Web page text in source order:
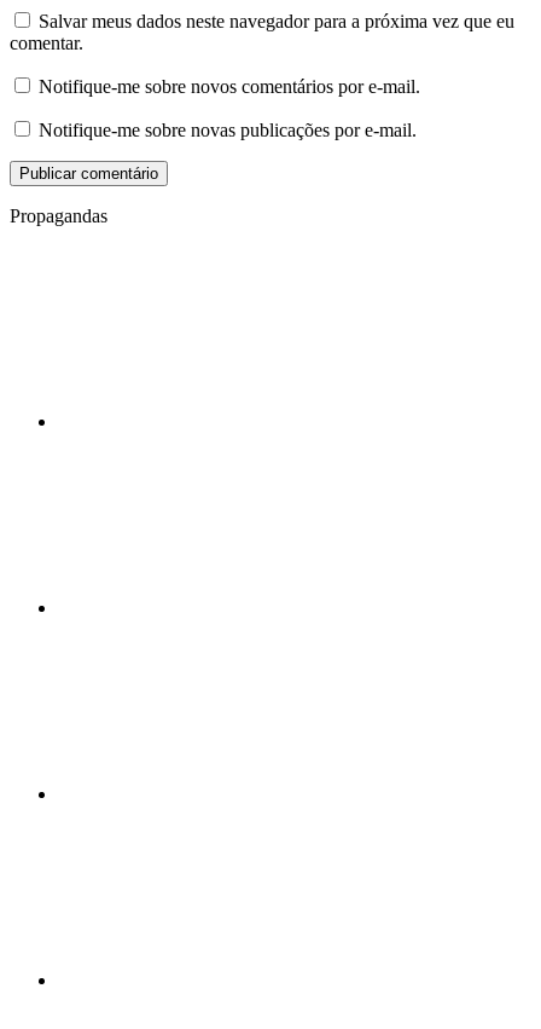
Salvar meus dados neste navegador para a próxima vez que eu
comentar.
Notifique-me sobre novos comentários por e-mail.
Notifique-me sobre novas publicações por e-mail.
Propagandas